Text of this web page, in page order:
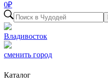
0₽
Владивосток
сменить город
Каталог